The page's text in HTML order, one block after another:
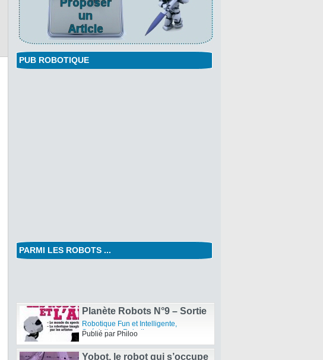
PUB ROBOTIQUE
PARMI LES ROBOTS ...
Planète Robots N°9 – Sortie
du Magazine
Robotique Fun et Intelligente ,
Spécialistes Robotiques
Publié par Philoo